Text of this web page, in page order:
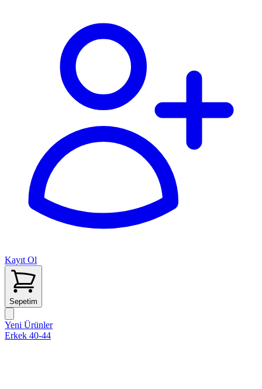
Kayıt Ol
Sepetim
Yeni Ürünler
Erkek 40-44